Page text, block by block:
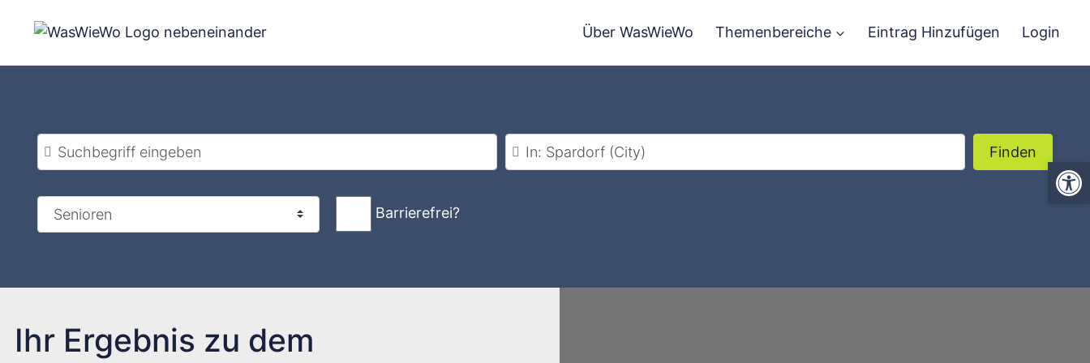
Inhalt
Über WasWieWo Themenbereiche Eintrag Hinzufügen Login
Suchbegriff eingeben Stadt FindenFinden
Barrierefrei?
Ihr Ergebnis zu dem